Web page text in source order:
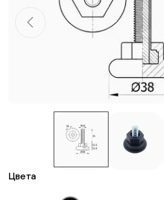
Цвета
Пластиковые столешницы для
Комплектующие для мебели
Система выравнивания плитки
Дюбель